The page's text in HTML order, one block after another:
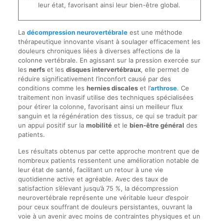
leur état, favorisant ainsi leur bien-être global.
La décompression neurovertébraleest une méthode
thérapeutique innovante visant à soulager efficacement les
douleurs chroniques liées à diverses affections de la
colonne vertébrale. En agissant sur la pression exercée sur
les nerfset les disques intervertébraux, elle permet de
réduire significativement l’inconfort causé par des
conditions comme les hernies discaleset l’arthrose. Ce
traitement non invasif utilise des techniques spécialisées
pour étirer la colonne, favorisant ainsi un meilleur flux
sanguin et la régénération des tissus, ce qui se traduit par
un appui positif sur la mobilitéet le bien-être général des
patients.
Les résultats obtenus par cette approche montrent que de
nombreux patients ressentent une amélioration notable de
leur état de santé, facilitant un retour à une vie
quotidienne active et agréable. Avec des taux de
satisfaction s’élevant jusqu’à 75 %, la décompression
neurovertébrale représente une véritable lueur d’espoir
pour ceux souffrant de douleurs persistantes, ouvrant la
voie à un avenir avec moins de contraintes physiques et un